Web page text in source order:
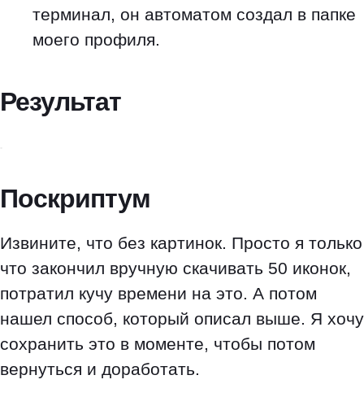
терминал, он автоматом создал в папке
моего профиля.
Результат
Поскриптум
Извините, что без картинок. Просто я только
что закончил вручную скачивать 50 иконок,
потратил кучу времени на это. А потом
нашел способ, который описал выше. Я хочу
сохранить это в моменте, чтобы потом
вернуться и доработать.